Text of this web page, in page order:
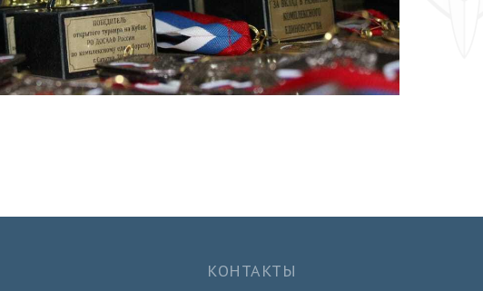
КОНТАКТЫ